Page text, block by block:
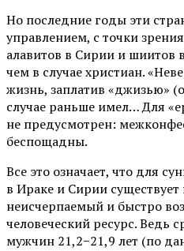
Но последние годы эти
управлением, с точки
алавитов в Сирии и шиитов
чем в случае христиан.
жизнь, заплатив «джизью»
случае раньше имел… Для
не предусмотрен:
беспощадны.
Все это означает, что для
в Ираке и Сирии существует
неисчерпаемый и быстро
человеческий ресурс. Ведь
мужчин 21,2−21,9 лет (по